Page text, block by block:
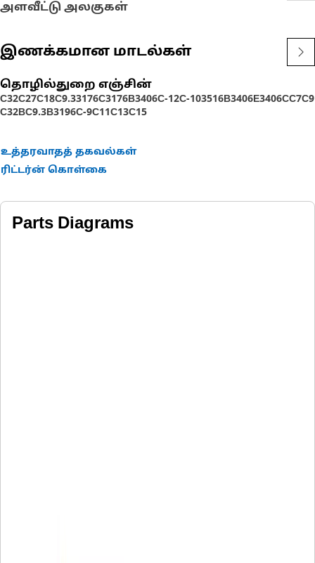
அளவீட்டு அலகுகள்
இணக்கமான மாடல்கள்
தொழில்துறை எஞ்சின்
C32C27C18C9.33176C3176B3406C-12C-103516B3406E3406CC7C9
C32BC9.3B3196C-9C11C13C15
உத்தரவாதத் தகவல்கள்
ரிட்டர்ன் கொள்கை
Parts Diagrams